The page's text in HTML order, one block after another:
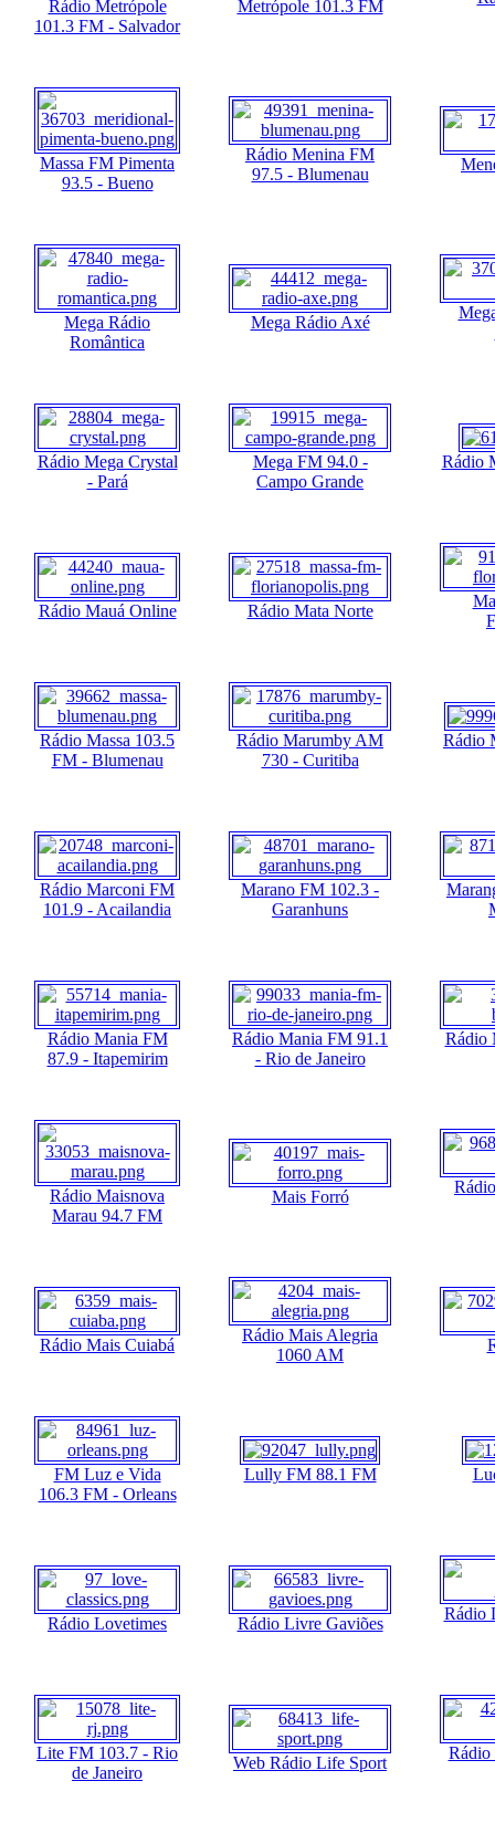
Rádio Metrópole
101.3 FM - Salvador
Metrópole 101.3 FM
Massa FM Pimenta
93.5 - Bueno
Rádio Menina FM
97.5 - Blumenau
Mega Rádio
Romântica
Mega Rádio Axé
Rádio Mega Crystal
- Pará
Mega FM 94.0 -
Campo Grande
Rádio
Rádio Mauá Online Rádio Mata Norte
Rádio Massa 103.5
FM - Blumenau
Rádio Marumby AM
730 - Curitiba
Rádio
Rádio Marconi FM
101.9 - Acailandia
Marano FM 102.3 -
Garanhuns
Rádio Mania FM
87.9 - Itapemirim
Rádio Mania FM 91.1
- Rio de Janeiro
Rádio
Rádio Maisnova
Marau 94.7 FM
Mais Forró
Rádio Mais Cuiabá
Rádio Mais Alegria
1060 AM
FM Luz e Vida
106.3 FM - Orleans
Lully FM 88.1 FM
Rádio Lovetimes Rádio Livre Gaviões
Rádio
Lite FM 103.7 - Rio
de Janeiro
Web Rádio Life Sport